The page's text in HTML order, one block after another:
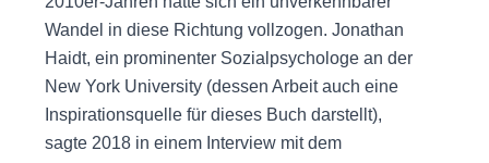
Wandel in diese Richtung vollzogen. Jonathan
Haidt, ein prominenter Sozialpsychologe an der
New York University (dessen Arbeit auch eine
Inspirationsquelle für dieses Buch darstellt),
sagte 2018 in einem Interview mit dem